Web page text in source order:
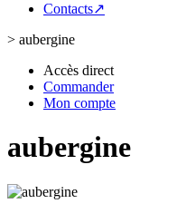
Contacts↗
> aubergine
Accès direct
Commander
Mon compte
aubergine